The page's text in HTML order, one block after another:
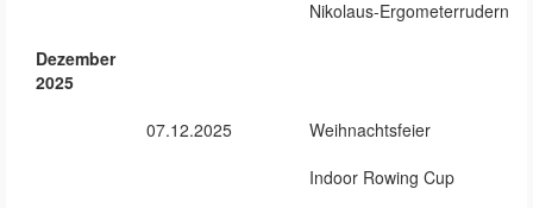
Nikolaus-Ergometerrudern
Dezember
2025
07.12.2025
Weihnachtsfeier
Indoor Rowing Cup